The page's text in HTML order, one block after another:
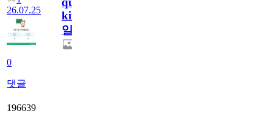
26.07.25
0
댓글
king764
일
196639